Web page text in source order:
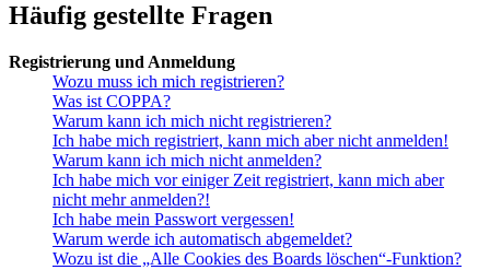
Häufig gestellte Fragen
Registrierung und Anmeldung
Wozu muss ich mich registrieren?
Was ist COPPA?
Warum kann ich mich nicht registrieren?
Ich habe mich registriert, kann mich aber nicht anmelden!
Warum kann ich mich nicht anmelden?
Ich habe mich vor einiger Zeit registriert, kann mich aber
nicht mehr anmelden?!
Ich habe mein Passwort vergessen!
Warum werde ich automatisch abgemeldet?
Wozu ist die „Alle Cookies des Boards löschen“-Funktion?